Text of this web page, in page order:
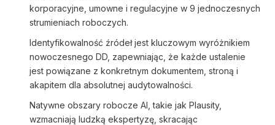
korporacyjne, umowne i regulacyjne w 9 jednoczesnych
strumieniach roboczych.
Identyfikowalność źródeł jest kluczowym wyróżnikiem
nowoczesnego DD, zapewniając, że każde ustalenie
jest powiązane z konkretnym dokumentem, stroną i
akapitem dla absolutnej audytowalności.
Natywne obszary robocze AI, takie jak Plausity,
wzmacniają ludzką ekspertyzę, skracając